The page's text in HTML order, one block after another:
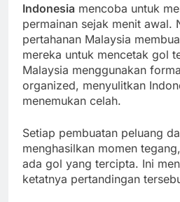
Indonesia mencoba untuk
permainan sejak menit awal.
pertahanan Malaysia
mereka untuk mencetak gol
Malaysia menggunakan
organized, menyulitkan
menemukan celah.
Setiap pembuatan peluang
menghasilkan momen
ada gol yang tercipta. Ini
ketatnya pertandingan